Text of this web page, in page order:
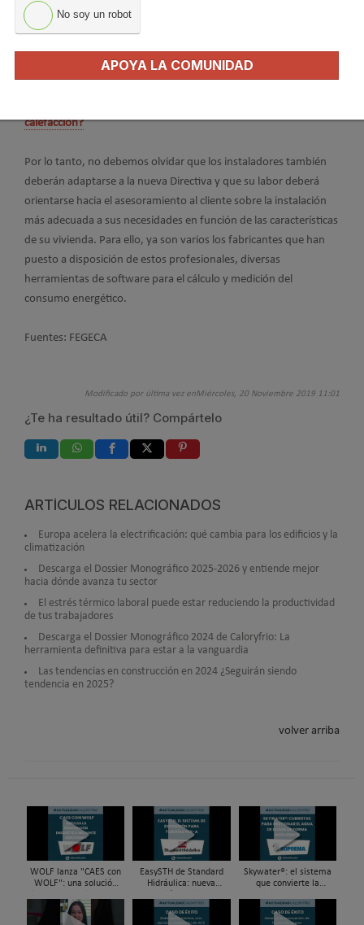
que todos los dispositivos que incluya el sistema propuesto
deben estar provistos de una segunda etiqueta, además de la
elaboración de esta etiqueta energética de sistema combinado
calefacción?
Por lo tanto, no debemos olvidar que los instaladores también
deberán adaptarse a la nueva Directiva y que su labor deberá
orientarse hacia el asesoramiento al cliente sobre la instalación
más adecuada a sus necesidades en función de las características
de su vivienda. Para ello, ya son varios los fabricantes que han
puesto a disposición de estos profesionales, diversas
herramientas de software para el cálculo y medición del
consumo energético.
Fuentes: FEGECA
Modificado por última vez enMiércoles, 20 Noviembre 2019 11:01
¿Te ha resultado útil? Compártelo
ARTÍCULOS RELACIONADOS
Europa acelera la electrificación: qué cambia para los edificios y la
climatización
Descarga el Dossier Monográfico 2025-2026 y entiende mejor
hacia dónde avanza tu sector
El estrés térmico laboral puede estar reduciendo la productividad
de tus trabajadores
Descarga el Dossier Monográfico 2024 de Caloryfrio: La
herramienta definitiva para estar a la vanguardia
Las tendencias en construcción en 2024 ¿Seguirán siendo
tendencia en 2025?
volver arriba
WOLF lanza "CAES con
WOLF": una solución
la renovación energética
mediante...
EasySTH de Standard
Hidráulica: nueva
de expansión para
tuberías PEX
Skywater®: el sistema
que convierte la
infraestructura activa de
gestión del agua...
No soy un robot
APOYA LA COMUNIDAD